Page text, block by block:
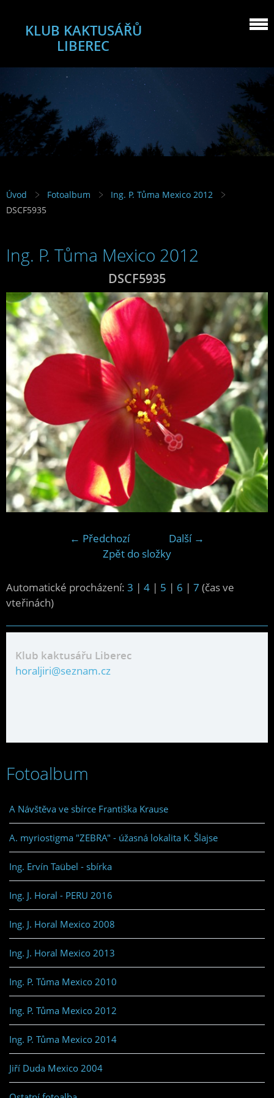
KLUB KAKTUSÁŘŮ
LIBEREC
Úvod Fotoalbum
Ing. P. Tůma Mexico 2012
DSCF5935
Ing. P. Tůma Mexico 2012
DSCF5935
← Předchozí
Další →
Zpět do složky
Automatické procházení: 3 | 4 | 5 | 6 | 7 (čas ve
vteřinách)
Klub kaktusářu Liberec
horaljiri@seznam.cz
Fotoalbum
A Návštěva ve sbírce Františka Krause
A. myriostigma "ZEBRA" - úžasná lokalita K. Šlajse
Ing. Ervín Taübel - sbírka
Ing. J. Horal - PERU 2016
Ing. J. Horal Mexico 2008
Ing. J. Horal Mexico 2013
Ing. P. Tůma Mexico 2010
Ing. P. Tůma Mexico 2012
Ing. P. Tůma Mexico 2014
Jiří Duda Mexico 2004